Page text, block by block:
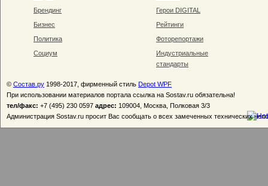
Брендинг
Бизнес
Политика
Социум
Герои DIGITAL
Рейтинги
Фоторепортажи
Индустриальные
стандарты
© Состав.ру 1998-2017, фирменный стиль Depot WPF
При использовании материалов портала ссылка на Sostav.ru обязательна!
тел/факс: +7 (495) 230 0597 адрес: 109004, Москва, Полковая 3/3
Администрация Sostav.ru просит Вас сообщать о всех замеченных технических